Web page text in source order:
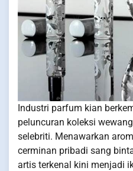
Industri parfum kian
peluncuran koleksi
selebriti. Menawarkan
cerminan pribadi sang
artis terkenal kini menjadi